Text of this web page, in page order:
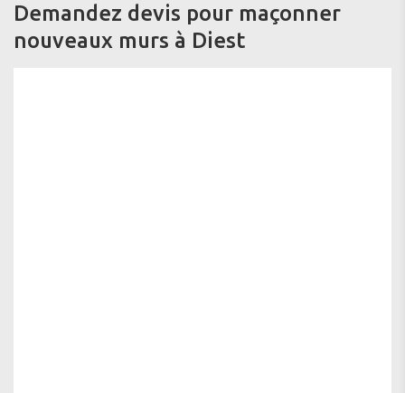
Demandez devis pour maçonner
nouveaux murs à Diest